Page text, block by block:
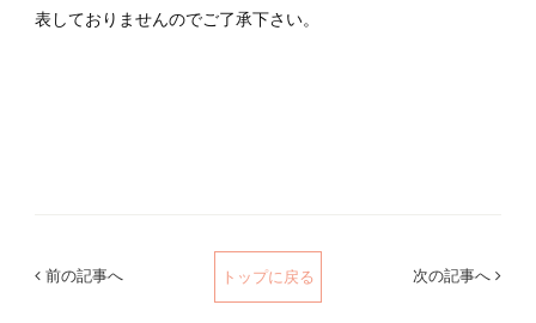
表しておりませんのでご了承下さい。
前の記事へ トップに戻る 次の記事へ